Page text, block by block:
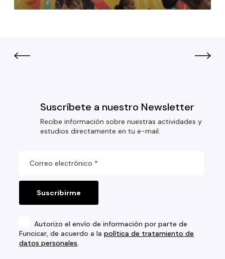
Suscríbete a nuestro Newsletter
Recibe información sobre nuestras actividades y
estudios directamente en tu e-mail.
Autorizo el envío de información por parte de
Funcicar, de acuerdo a lapolítica de tratamiento de
datos personales.